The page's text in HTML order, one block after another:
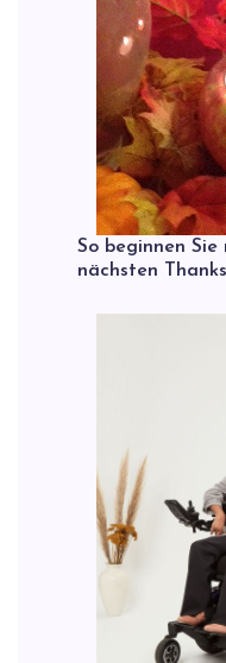
So beginnen
nächsten